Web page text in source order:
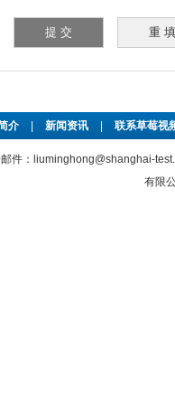
介 新闻资讯 联系草莓视
件：liuminghong@shanghai-
有限